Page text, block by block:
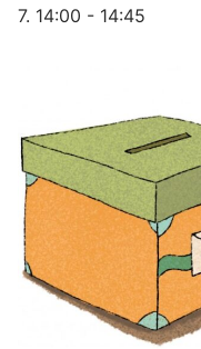
7. 14:00 - 14:45